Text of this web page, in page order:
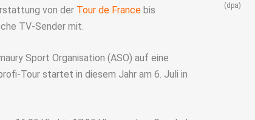
von der Tour de France bis
TV-Sender mit.
Sport Organisation (ASO) auf eine
Tour startet in diesem Jahr am 6. Juli in
(dpa)